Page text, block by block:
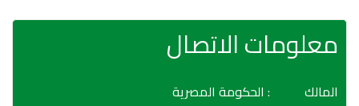
معلومات الاتصال
المالك : الحكومة المصرية